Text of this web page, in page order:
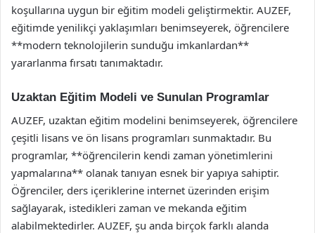
koşullarına uygun bir eğitim modeli geliştirmektir. AUZEF,
eğitimde yenilikçi yaklaşımları benimseyerek, öğrencilere
**modern teknolojilerin sunduğu imkanlardan**
yararlanma fırsatı tanımaktadır.
Uzaktan Eğitim Modeli ve Sunulan Programlar
AUZEF, uzaktan eğitim modelini benimseyerek, öğrencilere
çeşitli lisans ve ön lisans programları sunmaktadır. Bu
programlar, **öğrencilerin kendi zaman yönetimlerini
yapmalarına** olanak tanıyan esnek bir yapıya sahiptir.
Öğrenciler, ders içeriklerine internet üzerinden erişim
sağlayarak, istedikleri zaman ve mekanda eğitim
alabilmektedirler. AUZEF, şu anda birçok farklı alanda